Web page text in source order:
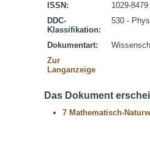
ISSN:
1029-8479
DDC-
Klassifikation:
530 -
Dokumentart:
Zur
Langanzeige
Das Dokument
7 Mathematisch-